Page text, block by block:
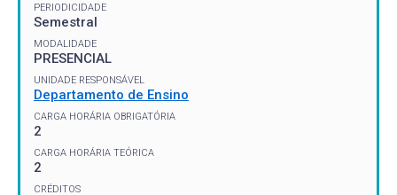
PERIODICIDADE
Semestral
MODALIDADE
PRESENCIAL
UNIDADE RESPONSÁVEL
Departamento de Ensino
CARGA HORÁRIA OBRIGATÓRIA
2
CARGA HORÁRIA TEÓRICA
2
CRÉDITOS